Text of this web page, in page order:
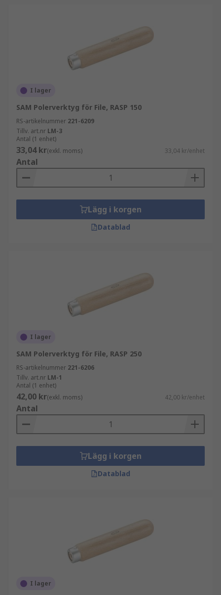
I lager
SAM Polerverktyg för File, RASP 150
RS-artikelnummer 221-6209
Tillv. art.nr LM-3
Antal (1 enhet)
33,04 kr(exkl. moms) 33,04 kr/enhet
Antal
Lägg i korgen
Datablad
I lager
SAM Polerverktyg för File, RASP 250
RS-artikelnummer 221-6206
Tillv. art.nr LM-1
Antal (1 enhet)
42,00 kr(exkl. moms) 42,00 kr/enhet
Antal
Lägg i korgen
Datablad
I lager